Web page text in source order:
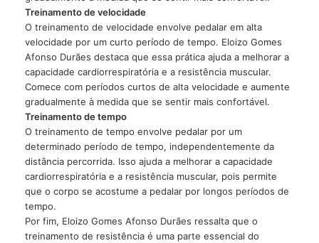
Treinamento de velocidade
O treinamento de velocidade envolve pedalar em alta
velocidade por um curto período de tempo. Eloizo Gomes
Afonso Durães destaca que essa prática ajuda a melhorar a
capacidade cardiorrespiratória e a resistência muscular.
Comece com períodos curtos de alta velocidade e aumente
gradualmente à medida que se sentir mais confortável.
Treinamento de tempo
O treinamento de tempo envolve pedalar por um
determinado período de tempo, independentemente da
distância percorrida. Isso ajuda a melhorar a capacidade
cardiorrespiratória e a resistência muscular, pois permite
que o corpo se acostume a pedalar por longos períodos de
tempo.
Por fim, Eloizo Gomes Afonso Durães ressalta que o
treinamento de resistência é uma parte essencial do